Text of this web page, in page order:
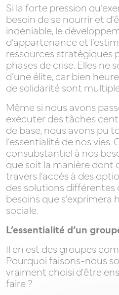
RESSOURCES
Si la forte pression
besoin de se nourrir et
indéniable, le
d’appartenance et
ressources stratégiques
phases de crise. Elles ne
d’une élite, car bien
de solidarité sont
Même si nous avons
exécuter des tâches
de base, nous avons pu
l’essentialité de nos vies.
consubstantiel à nos
que soit la manière dont
travers l’accès à des
des solutions différentes
besoins que s’exprimera
sociale.
L’essentialité d’un
Il en est des groupes
Pourquoi faisons-nous
vraiment choisi d’être
faire ?